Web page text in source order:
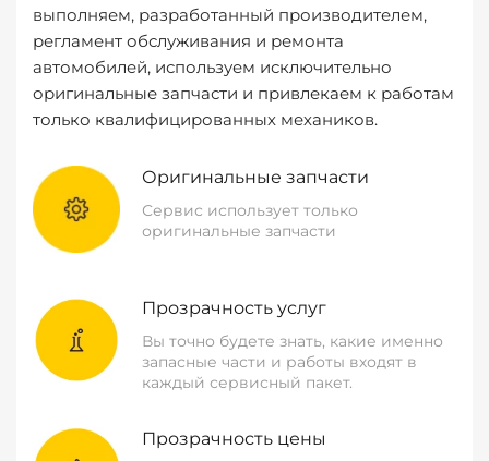
выполняем, разработанный производителем,
регламент обслуживания и ремонта
автомобилей, используем исключительно
оригинальные запчасти и привлекаем к работам
только квалифицированных механиков.
Оригинальные запчасти
Сервис использует только
оригинальные запчасти
Прозрачность услуг
Вы точно будете знать, какие именно
запасные части и работы входят в
каждый сервисный пакет.
Прозрачность цены